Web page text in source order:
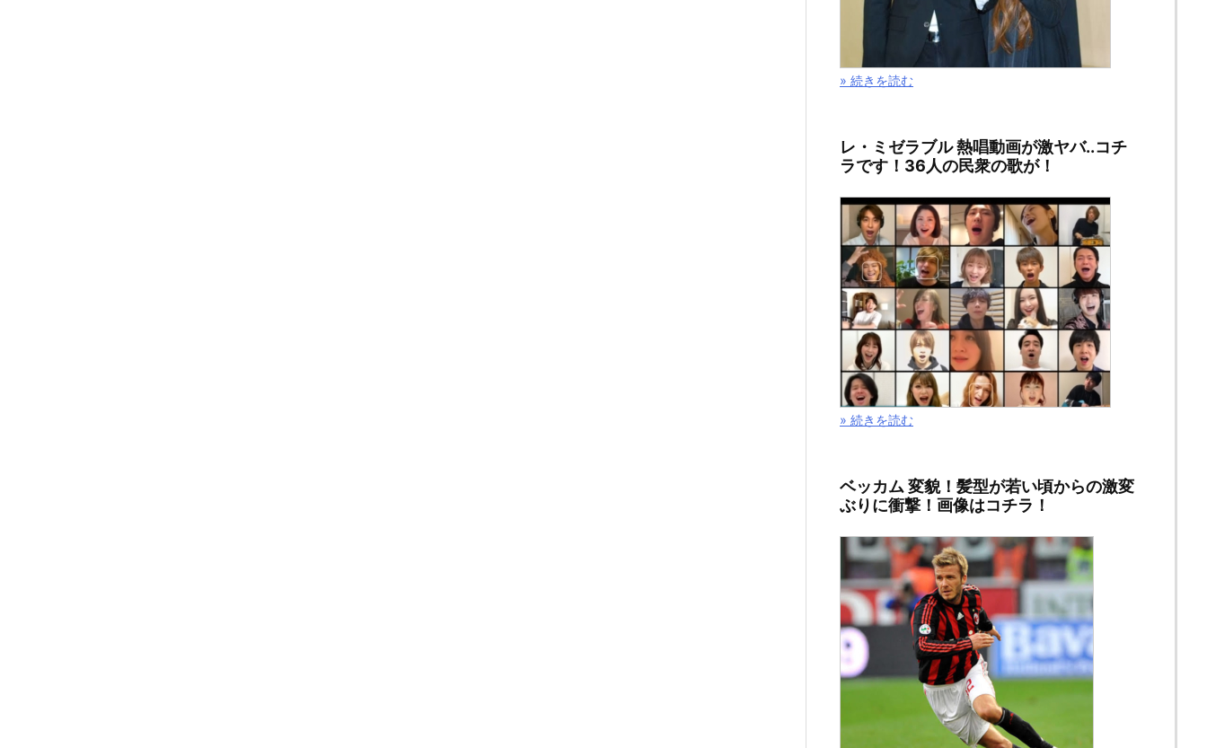
» 続きを読む
レ・ミゼラブル 熱唱動画が激ヤバ..コチ
ラです！36人の民衆の歌が！
» 続きを読む
ベッカム 変貌！髪型が若い頃からの激変
ぶりに衝撃！画像はコチラ！